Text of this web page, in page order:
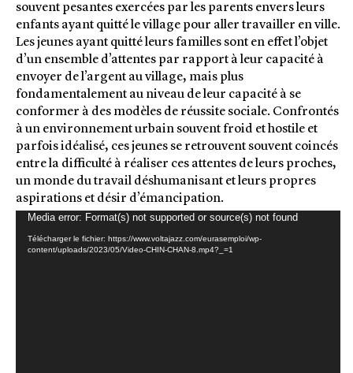
souvent pesantes exercées par les parents envers leurs
enfants ayant quitté le village pour aller travailler en ville.
Les jeunes ayant quitté leurs familles sont en effet l’objet
d’un ensemble d’attentes par rapport à leur capacité à
envoyer de l’argent au village, mais plus
fondamentalement au niveau de leur capacité à se
conformer à des modèles de réussite sociale. Confrontés
à un environnement urbain souvent froid et hostile et
parfois idéalisé, ces jeunes se retrouvent souvent coincés
entre la difficulté à réaliser ces attentes de leurs proches,
un monde du travail déshumanisant et leurs propres
aspirations et désir d’émancipation.
Lecteur
vidéo
Media error: Format(s) not supported or source(s) not found
Télécharger le fichier: https://www.voltajazz.com/eurasemploi/wp-
content/uploads/2023/05/Video-CHIN-CHAN-8.mp4?_=1